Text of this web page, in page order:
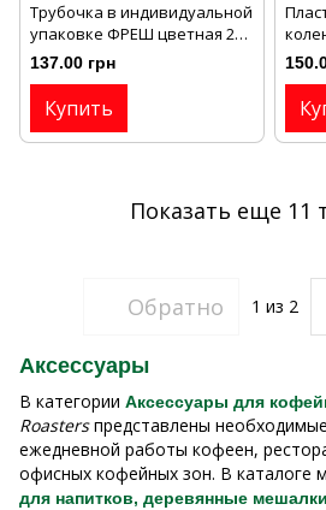
Трубочка в индивидуальной
упаковке ФРЕШ цветная 200
шт/уп
137.00 грн
Купить
Показать еще 11
Обратно 1 из 2
Аксессуары
В категории Аксессуары для
Roastersпредставлены
ежедневной работы кофеен,
офисных кофейных зон. В каталоге
для напитков, деревянные